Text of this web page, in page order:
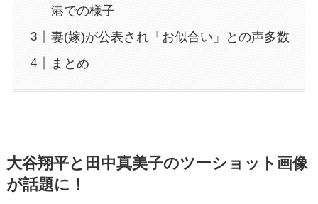
港での様子
妻(嫁)が公表され「お似合い」との声多数
まとめ
大谷翔平と田中真美子のツーショット画像
が話題に！